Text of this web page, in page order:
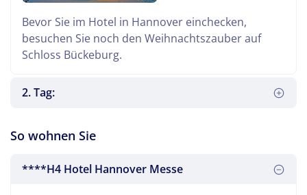
Bevor Sie im Hotel in Hannover einchecken,
besuchen Sie noch den Weihnachtszauber auf
Schloss Bückeburg.
2. Tag:
So wohnen Sie
****H4 Hotel Hannover Messe